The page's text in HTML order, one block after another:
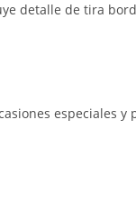
detalle de tira
especiales y